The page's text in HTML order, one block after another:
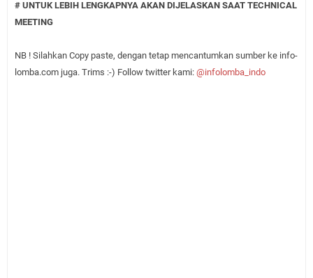
# UNTUK LEBIH LENGKAPNYA AKAN DIJELASKAN SAAT TECHNICAL
MEETING
NB ! Silahkan Copy paste, dengan tetap mencantumkan sumber ke info-
lomba.com juga. Trims :-) Follow twitter kami: @infolomba_indo